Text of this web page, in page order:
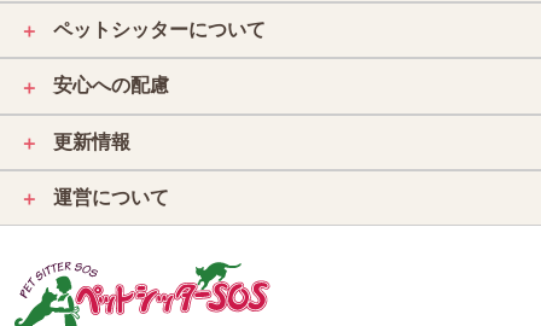
＋ ペットシッターについて
＋ 安心への配慮
＋ 更新情報
＋ 運営について